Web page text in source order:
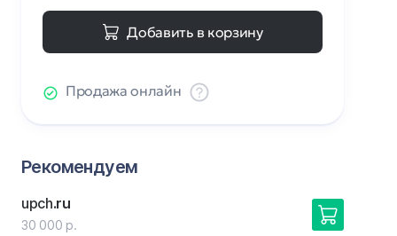
Добавить в корзину
Продажа онлайн
Рекомендуем
upch.ru
30 000 р.